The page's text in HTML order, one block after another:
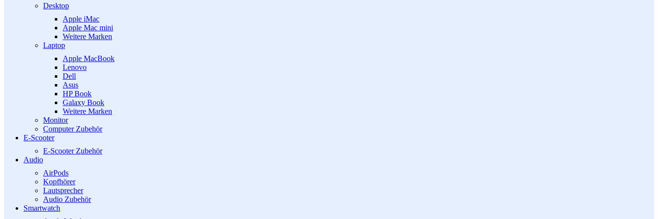
Desktop
Apple iMac
Apple Mac mini
Weitere Marken
Laptop
Apple MacBook
Lenovo
Dell
Asus
HP Book
Galaxy Book
Weitere Marken
Monitor
Computer Zubehör
E-Scooter
E-Scooter Zubehör
Audio
AirPods
Kopfhörer
Lautsprecher
Audio Zubehör
Smartwatch